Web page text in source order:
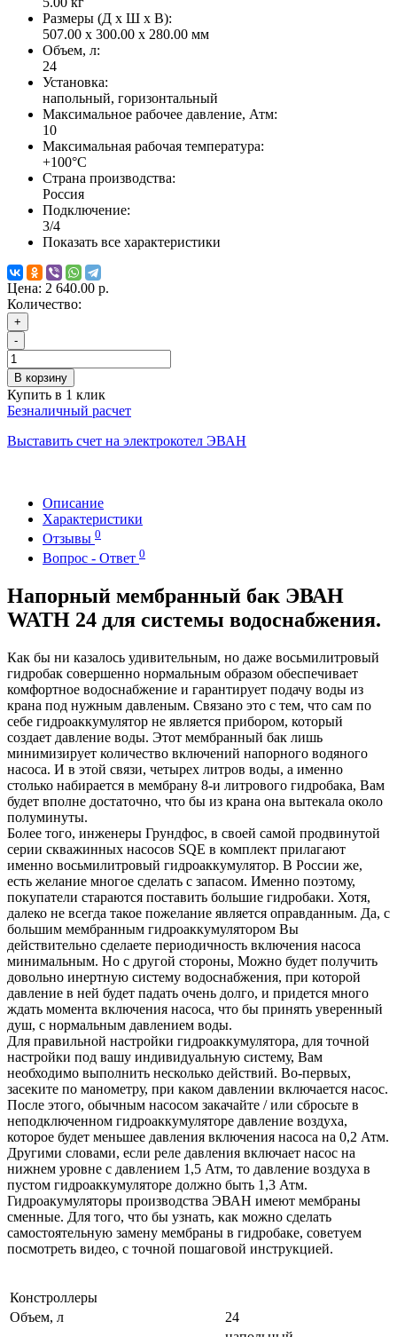
Размеры (Д x Ш x В):
507.00 x 300.00 x 280.00 мм
Объем, л:
24
Установка:
напольный, горизонтальный
Максимальное рабочее давление, Атм:
10
Максимальная рабочая температура:
+100°С
Страна производства:
Россия
Подключение:
3/4
Показать все характеристики
Цена: 2 640.00 р.
Количество:
+
-
В корзину
Купить в 1 клик
Безналичный расчет
Выставить счет на электрокотел ЭВАН
Описание
Характеристики
Отзывы 0
Вопрос - Ответ 0
Напорный мембранный бак ЭВАН
WATH 24 для системы водоснабжения.
Как бы ни казалось удивительным, но даже восьмилитровый
гидробак совершенно нормальным образом обеспечивает
комфортное водоснабжение и гарантирует подачу воды из
крана под нужным давленым. Связано это с тем, что сам по
себе гидроаккумулятор не является прибором, который
создает давление воды. Этот мембранный бак лишь
минимизирует количество включений напорного водяного
насоса. И в этой связи, четырех литров воды, а именно
столько набирается в мембрану 8-и литрового гидробака, Вам
будет вполне достаточно, что бы из крана она вытекала около
полуминуты.
Более того, инженеры Грундфос, в своей самой продвинутой
серии скважинных насосов SQE в комплект прилагают
именно восьмилитровый гидроаккумулятор. В России же,
есть желание многое сделать с запасом. Именно поэтому,
покупатели стараются поставить большие гидробаки. Хотя,
далеко не всегда такое пожелание является оправданным. Да, с
большим мембранным гидроаккумулятором Вы
действительно сделаете периодичность включения насоса
минимальным. Но с другой стороны, Можно будет получить
довольно инертную систему водоснабжения, при которой
давление в ней будет падать очень долго, и придется много
ждать момента включения насоса, что бы принять уверенный
душ, с нормальным давлением воды.
Для правильной настройки гидроаккумулятора, для точной
настройки под вашу индивидуальную систему, Вам
необходимо выполнить несколько действий. Во-первых,
засеките по манометру, при каком давлении включается насос.
После этого, обычным насосом закачайте / или сбросьте в
неподключенном гидроаккумуляторе давление воздуха,
которое будет меньшее давления включения насоса на 0,2 Атм.
Другими словами, если реле давления включает насос на
нижнем уровне с давлением 1,5 Атм, то давление воздуха в
пустом гидроаккумуляторе должно быть 1,3 Атм.
Гидроакумуляторы производства ЭВАН имеют мембраны
сменные. Для того, что бы узнать, как можно сделать
самостоятельную замену мембраны в гидробаке, советуем
посмотреть видео, с точной пошаговой инструкцией.
Констроллеры
Объем, л
24